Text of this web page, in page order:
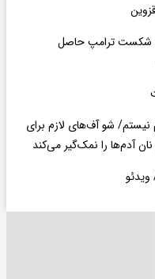
شکست ترامپ حاصل
شو آف‌های لازم برای
آدم‌ها را نمک‌گیر می‌کند